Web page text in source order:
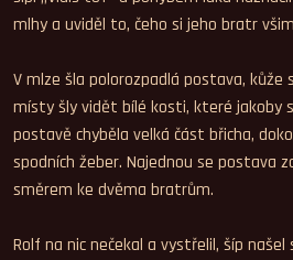
mlhy a uviděl to, čeho si jeho bratr
V mlze šla polorozpadlá postava, kůže
místy šly vidět bílé kosti, které jakoby
postavě chyběla velká část břicha,
spodních žeber. Najednou se postava
směrem ke dvěma bratrům.
Rolf na nic nečekal a vystřelil, šíp našel